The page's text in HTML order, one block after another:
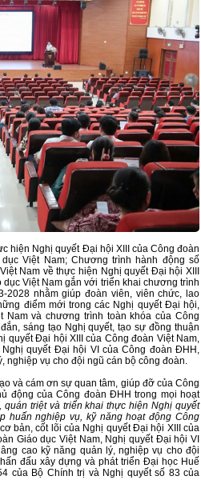
hiện Nghị quyết Đại hội XIII của Công đoàn
Việt Nam; Chương trình hành động số
Nam về thực hiện Nghị quyết Đại hội XIII
Việt Nam gắn với triển khai chương trình
2028 nhằm giúp đoàn viên, viên chức, lao
điểm mới trong các Nghị quyết Đại hội,
và chương trình toàn khóa của Công
sáng tạo Nghị quyết, tạo sự đồng thuận
quyết Đại hội XIII của Công đoàn Việt Nam,
quyết Đại hội VI của Công đoàn ĐHH,
nghiệp vụ cho đội ngũ cán bộ công đoàn.
và cám ơn sự quan tâm, giúp đỡ của Công
động của Công đoàn ĐHH trong mọi hoạt
quán triệt và triển khai thực hiện Nghị quyết
huấn nghiệp vụ, kỹ năng hoạt động Công
bản, cốt lõi của Nghị quyết Đại hội XIII của
Giáo dục Việt Nam, Nghị quyết Đại hội VI
cao kỹ năng quản lý, nghiệp vụ cho đội
đấu xây dựng và phát triển Đại học Huế
của Bộ Chính trị và Nghị quyết số 83 của